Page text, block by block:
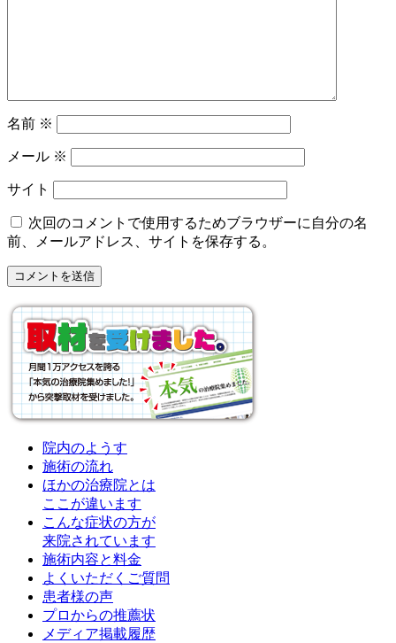
名前 ※
メール ※
サイト
次回のコメントで使用するためブラウザーに自分の名
前、メールアドレス、サイトを保存する。
院内のようす
施術の流れ
ほかの治療院とは
ここが違います
こんな症状の方が
来院されています
施術内容と料金
よくいただくご質問
患者様の声
プロからの推薦状
メディア掲載履歴